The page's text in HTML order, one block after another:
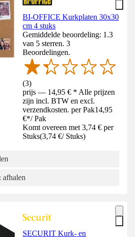
BI-OFFICE Kurkplaten 30x30
cm 4 stuks
Gemiddelde beoordeling: 1.3
van 5 sterren. 3
Beoordelingen.
(3)
prijs — 14,95 € * Alle prijzen
zijn incl. BTW en excl.
verzendkosten. per Pak14,95
€*/ Pak
Komt overeen met 3,74 € per
Stuks(3,74 €/ Stuks)
afhalen
SECURIT Kurk- en